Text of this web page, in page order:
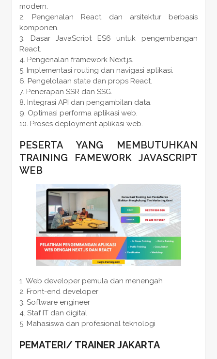
modern.
Pengenalan React dan arsitektur berbasis
komponen.
Dasar JavaScript ES6 untuk pengembangan
React.
Pengenalan framework Next.js.
Implementasi routing dan navigasi aplikasi.
Pengelolaan state dan props React.
Penerapan SSR dan SSG.
Integrasi API dan pengambilan data.
Optimasi performa aplikasi web.
Proses deployment aplikasi web.
PESERTA YANG MEMBUTUHKAN
TRAINING FAMEWORK JAVASCRIPT
WEB
Web developer pemula dan menengah
Front-end developer
Software engineer
Staf IT dan digital
Mahasiswa dan profesional teknologi
PEMATERI/ TRAINER JAKARTA